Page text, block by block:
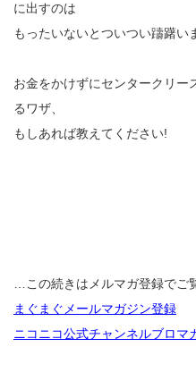
に出すのは
もったいないとついつい躊躇い
お金をかけずにセンタークリー
るワザ、
もしあれば教えてください!
…この続きはメルマガ登録でご
まぐまぐメールマガジン登録
ニコニコ公式チャンネルブロマ